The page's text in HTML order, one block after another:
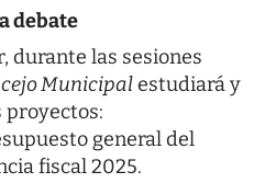
debate
durante las sesiones
Municipalestudiará y
proyectos:
general del
fiscal 2025.